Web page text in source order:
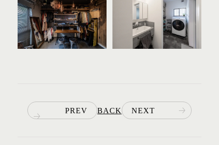
PREV BACK NEXT